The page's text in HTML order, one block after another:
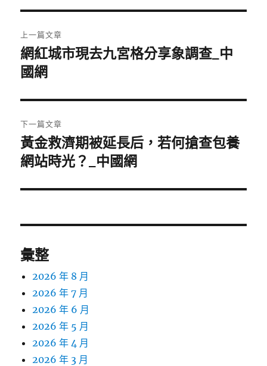
章
導
覽
上一篇文章
上
一
文
章:
網紅城市現去九宮格分享象調查_中
國網
下一篇文章
下
一
文
黃金救濟期被延長后，若何搶查包養
網站時光？_中國網
彙整
2026 年 8 月
2026 年 7 月
2026 年 6 月
2026 年 5 月
2026 年 4 月
2026 年 3 月